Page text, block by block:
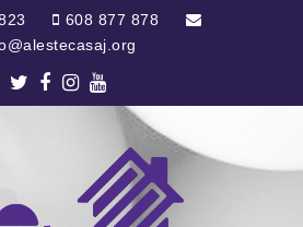
608 877 878
Twitter
Facebook
Instagram
Youtube